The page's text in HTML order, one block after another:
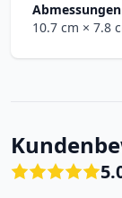
10.7 cm × 7.8